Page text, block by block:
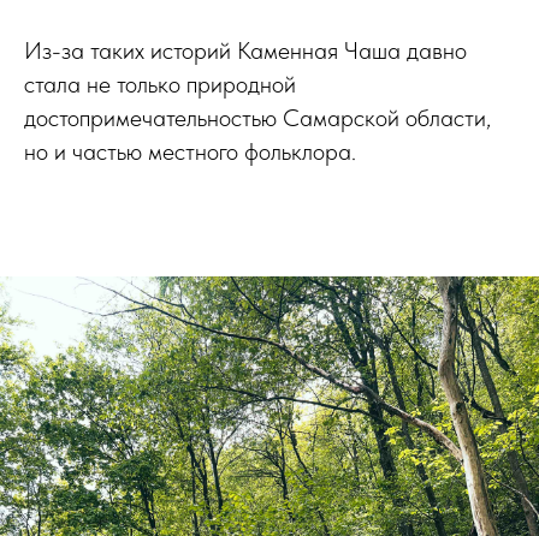
Из-за таких историй Каменная Чаша давно
стала не только природной
достопримечательностью Самарской области,
но и частью местного фольклора.